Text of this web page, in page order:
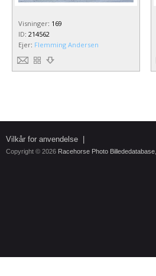
Visninger: 169
ID: 214562
Ejer: Flemming Andersen
Vilkår for anvendelse
Copyright © 2026 Racehorse Photo Billededatabase